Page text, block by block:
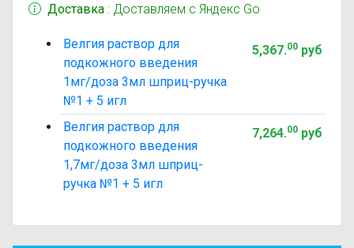
Доставка : Доставляем с Яндекс Go
Велгия раствор для
подкожного введения
1мг/доза 3мл шприц-ручка
№1 + 5 игл
5,367.00руб
Велгия раствор для
подкожного введения
1,7мг/доза 3мл шприц-
ручка №1 + 5 игл
7,264.00руб